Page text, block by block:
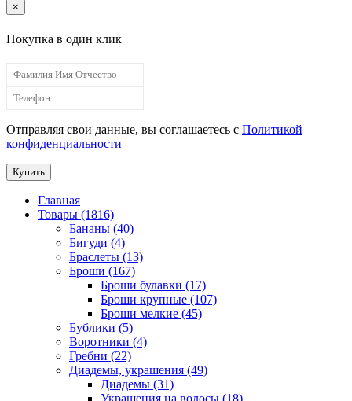
×
Покупка в один клик
Отправляя свои данные, вы соглашаетесь с Политикой
конфиденциальности
Купить
Главная
Товары (1816)
Бананы (40)
Бигуди (4)
Браслеты (13)
Броши (167)
Броши булавки (17)
Броши крупные (107)
Броши мелкие (45)
Бублики (5)
Воротники (4)
Гребни (22)
Диадемы, украшения (49)
Диадемы (31)
Украшения на волосы (18)